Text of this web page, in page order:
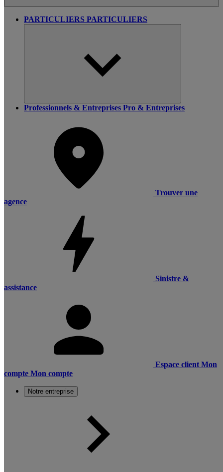
PARTICULIERS PARTICULIERS
Professionnels & Entreprises Pro & Entreprises
Trouver une
agence
Sinistre &
assistance
Espace client Mon
compte Mon compte
Notre entreprise